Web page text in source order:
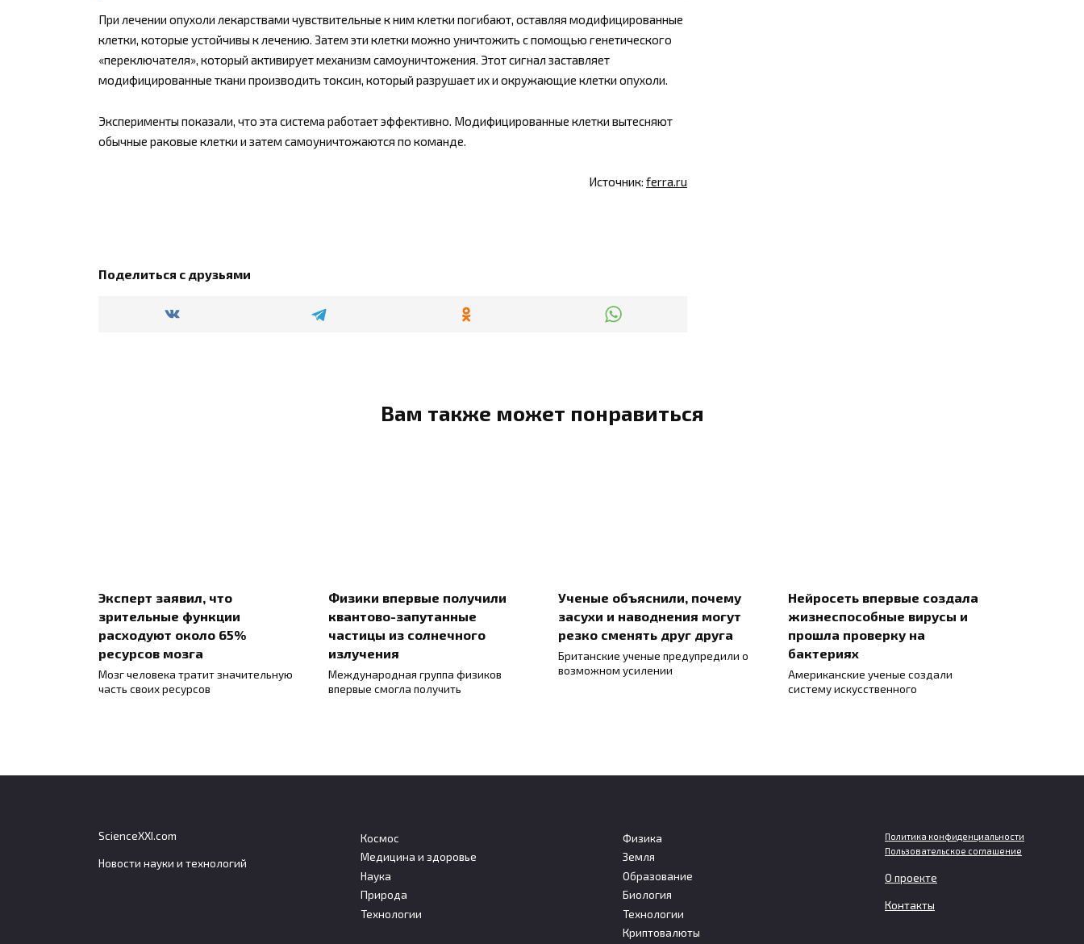
При лечении опухоли лекарствами чувствительные к ним клетки погибают, оставляя модифицированные
клетки, которые устойчивы к лечению. Затем эти клетки можно уничтожить с помощью генетического
«переключателя», который активирует механизм самоуничтожения. Этот сигнал заставляет
модифицированные ткани производить токсин, который разрушает их и окружающие клетки опухоли.
Эксперименты показали, что эта система работает эффективно. Модифицированные клетки вытесняют
обычные раковые клетки и затем самоуничтожаются по команде.
Источник: ferra.ru
Поделиться с друзьями
Вам также может понравиться
Эксперт заявил, что
зрительные функции
расходуют около 65%
ресурсов мозга
Мозг человека тратит значительную
часть своих ресурсов
Физики впервые получили
квантово-запутанные
частицы из солнечного
излучения
Международная группа физиков
впервые смогла получить
Ученые объяснили, почему
засухи и наводнения могут
резко сменять друг друга
Британские ученые предупредили о
возможном усилении
Нейросеть впервые создала
жизнеспособные вирусы и
прошла проверку на
бактериях
Американские ученые создали
систему искусственного
Ученые объяснили, как
новая карта генов поможет
В прибрежных регионах
идет ускоренный рост
уровня моря из-за
В Турции при раскопках
нашли мраморную статую
ScienceXXI.com
Новости науки и технологий
Космос
Медицина и здоровье
Наука
Природа
Технологии
Физика
Земля
Образование
Биология
Технологии
Криптовалюты
Политика конфиденциальности
Пользовательское соглашение
О проекте
Контакты